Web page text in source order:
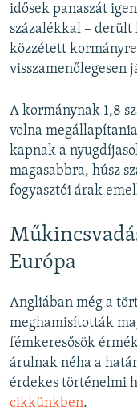
idősek panaszát
százalékkal – derült
közzétett
visszamenőlegesen
A kormánynak 1,8
volna
kapnak a
magasabbra, húsz
fogyasztói árak
Európa
Angliában még a
meghamisították
fémkeresősök
árulnak néha a
érdekes történelmi
cikkünkben.